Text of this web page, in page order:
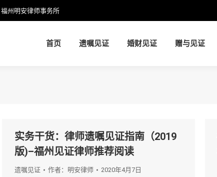
福州明安律师事务所
首页 遗嘱见证 婚财见证 赠与见证
实务干货：律师遗嘱见证指南（2019
版)–福州见证律师推荐阅读
遗嘱见证 作者： 明安律师 2020年4月7日
首页